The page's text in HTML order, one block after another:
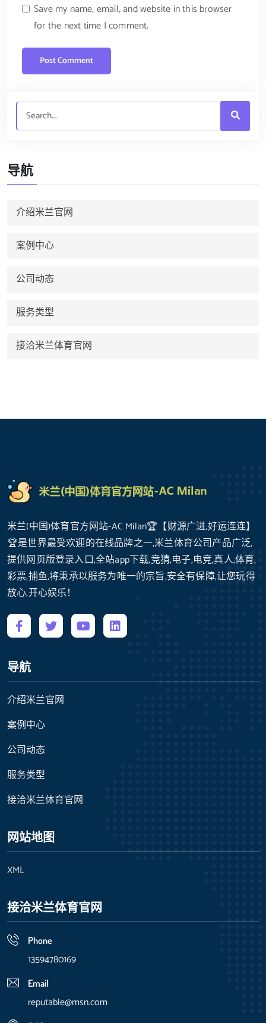
Save my name, email, and website in this browser
for the next time I comment.
导航
介绍米兰官网
案例中心
公司动态
服务类型
接洽米兰体育官网
米兰(中国)体育官方网站-AC Milan🏆【财源广进,好运连连】
🏆是世界最受欢迎的在线品牌之一,米兰体育公司产品广泛,
提供网页版登录入口,全站app下载,竞猜,电子,电竞,真人,体育,
彩票,捕鱼,将秉承以服务为唯一的宗旨,安全有保障,让您玩得
放心,开心娱乐！
导航
介绍米兰官网
案例中心
公司动态
服务类型
接洽米兰体育官网
网站地图
XML
接洽米兰体育官网
Phone
13594780169
Email
reputable@msn.com